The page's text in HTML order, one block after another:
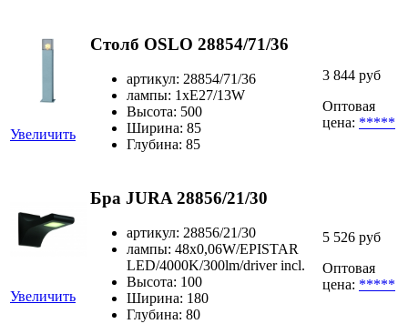
Увеличить
Столб OSLO 28854/71/36
артикул: 28854/71/36
лампы: 1xE27/13W
Высота: 500
Ширина: 85
Глубина: 85
3 844 руб
Оптовая
цена: *****
Увеличить
Бра JURA 28856/21/30
артикул: 28856/21/30
лампы: 48x0,06W/EPISTAR
LED/4000K/300lm/driver incl.
Высота: 100
Ширина: 180
Глубина: 80
5 526 руб
Оптовая
цена: *****